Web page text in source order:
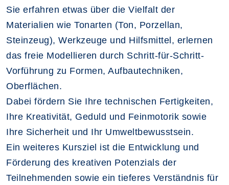
Sie erfahren etwas über die Vielfalt der
Materialien wie Tonarten (Ton, Porzellan,
Steinzeug), Werkzeuge und Hilfsmittel, erlernen
das freie Modellieren durch Schritt-für-Schritt-
Vorführung zu Formen, Aufbautechniken,
Oberflächen.
Dabei fördern Sie Ihre technischen Fertigkeiten,
Ihre Kreativität, Geduld und Feinmotorik sowie
Ihre Sicherheit und Ihr Umweltbewusstsein.
Ein weiteres Kursziel ist die Entwicklung und
Förderung des kreativen Potenzials der
Teilnehmenden sowie ein tieferes Verständnis für